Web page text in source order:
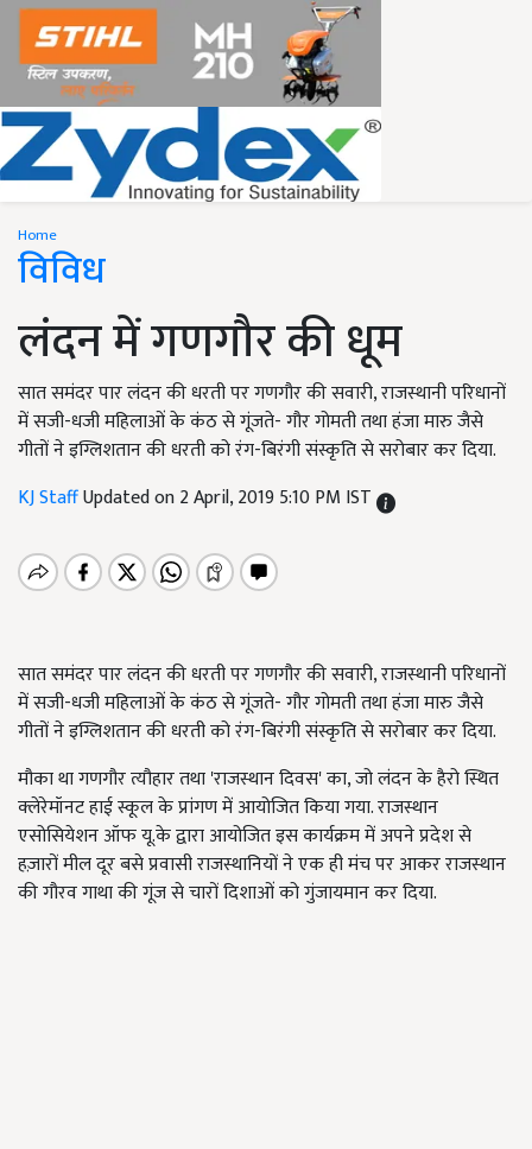
Home
विविध
लंदन में गणगौर की धूम
सात समंदर पार लंदन की धरती पर गणगौर की सवारी, राजस्थानी परिधानों
में सजी-धजी महिलाओं के कंठ से गूंजते- गौर गोमती तथा हंजा मारु जैसे
गीतों ने इग्लिशतान की धरती को रंग-बिरंगी संस्कृति से सरोबार कर दिया.
KJ StaffUpdated on 2 April, 2019 5:10 PM IST
सात समंदर पार लंदन की धरती पर गणगौर की सवारी, राजस्थानी परिधानों
में सजी-धजी महिलाओं के कंठ से गूंजते- गौर गोमती तथा हंजा मारु जैसे
गीतों ने इग्लिशतान की धरती को रंग-बिरंगी संस्कृति से सरोबार कर दिया.
मौका था गणगौर त्यौहार तथा 'राजस्थान दिवस' का, जो लंदन के हैरो स्थित
क्लेरेमॉनट हाई स्कूल के प्रांगण में आयोजित किया गया. राजस्थान
एसोसियेशन ऑफ यू.के द्वारा आयोजित इस कार्यक्रम में अपने प्रदेश से
हज़ारों मील दूर बसे प्रवासी राजस्थानियों ने एक ही मंच पर आकर राजस्थान
की गौरव गाथा की गूंज से चारों दिशाओं को गुंजायमान कर दिया.